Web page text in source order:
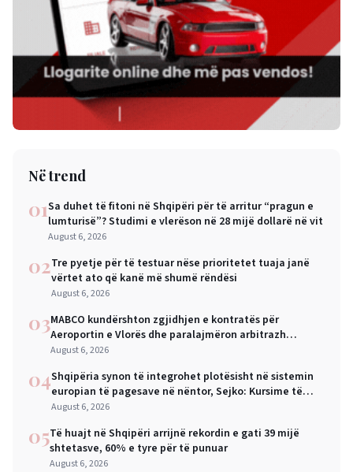
Në trend
01Sa duhet të fitoni në Shqipëri për të arritur “pragun e
lumturisë”? Studimi e vlerëson në 28 mijë dollarë në vit
August 6, 2026
02Tre pyetje për të testuar nëse prioritetet tuaja janë
vërtet ato që kanë më shumë rëndësi
August 6, 2026
03MABCO kundërshton zgjidhjen e kontratës për
Aeroportin e Vlorës dhe paralajmëron arbitrazh
ndërkombëtar
August 6, 2026
04Shqipëria synon të integrohet plotësisht në sistemin
europian të pagesave në nëntor, Sejko: Kursime të
mëdha për qytetarët dhe bizneset
August 6, 2026
05Të huajt në Shqipëri arrijnë rekordin e gati 39 mijë
shtetasve, 60% e tyre për të punuar
August 6, 2026